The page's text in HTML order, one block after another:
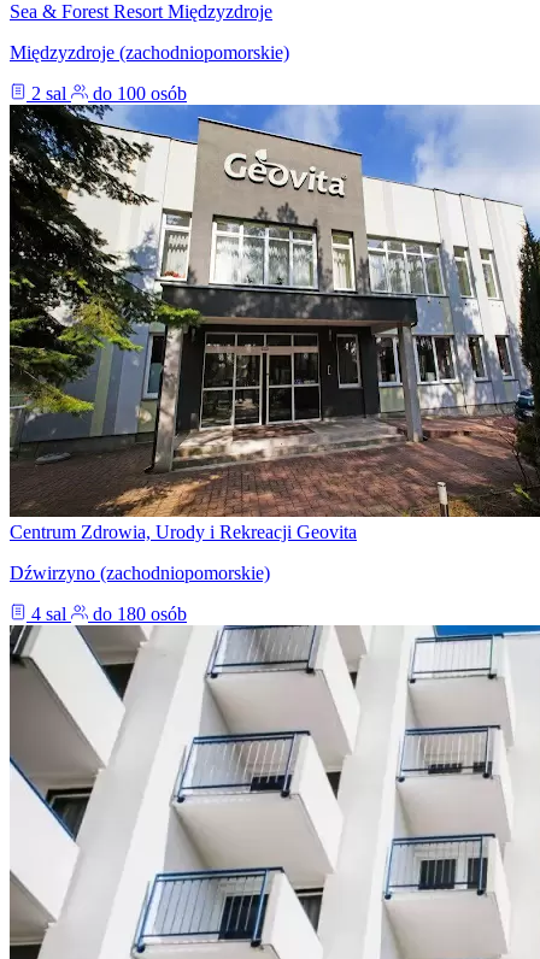
Sea & Forest Resort Międzyzdroje
Międzyzdroje (zachodniopomorskie)
2 sal
do 100 osób
Centrum Zdrowia, Urody i Rekreacji Geovita
Dźwirzyno (zachodniopomorskie)
4 sal
do 180 osób